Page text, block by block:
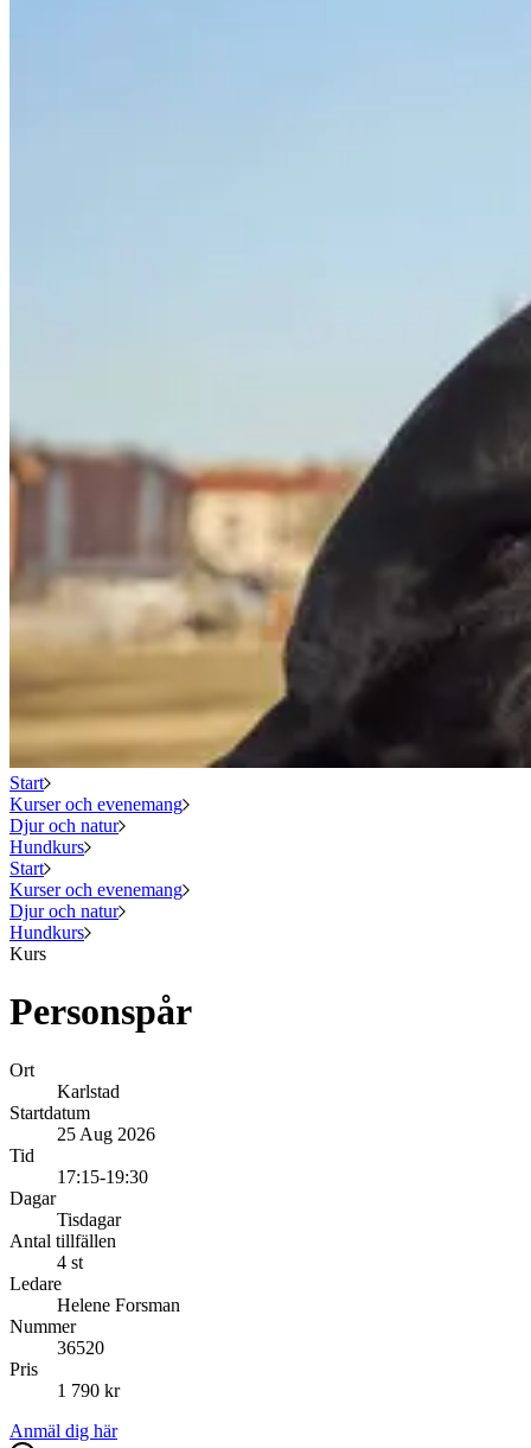
Start
Kurser och evenemang
Djur och natur
Hundkurs
Start
Kurser och evenemang
Djur och natur
Hundkurs
Kurs
Personspår
Ort
Karlstad
Startdatum
25 Aug 2026
Tid
17:15-19:30
Dagar
Tisdagar
Antal tillfällen
4 st
Ledare
Helene Forsman
Nummer
36520
Pris
1 790 kr
Anmäl dig här